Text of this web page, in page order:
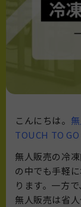
こんにちは。
TOUCH TO GO
無人販売の冷
の中でも手軽
ります。一方
無人販売は省